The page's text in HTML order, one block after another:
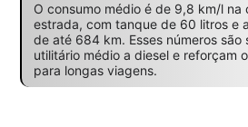
O consumo médio é de 9,8 km/l na
estrada, com tanque de 60 litros e
de até 684 km. Esses números são
utilitário médio a diesel e reforçam
para longas viagens.